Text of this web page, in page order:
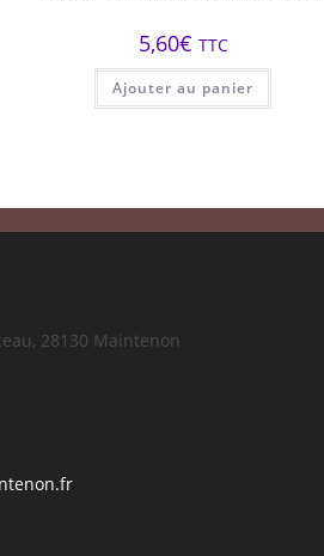
5,60€ TTC
Ajouter au panier
28130 Maintenon
S’ouvre